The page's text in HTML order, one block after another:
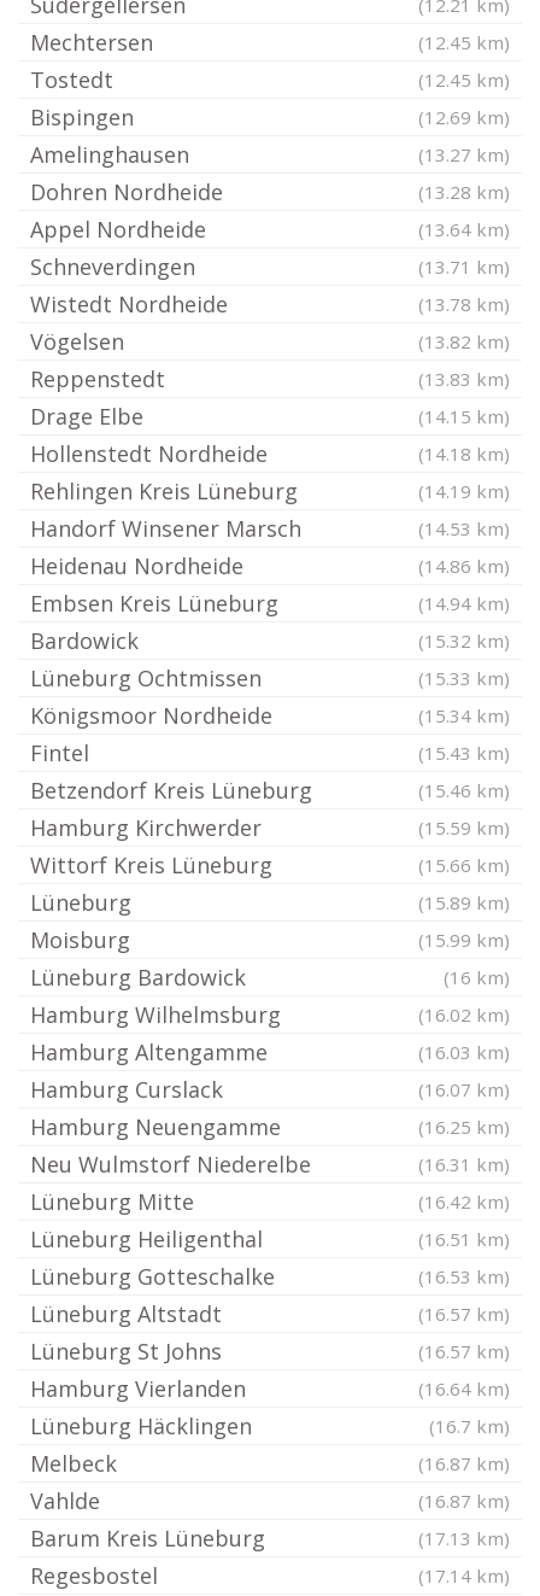
(12.21 km)
Mechtersen (12.45 km)
Tostedt (12.45 km)
Bispingen (12.69 km)
Amelinghausen (13.27 km)
Dohren Nordheide (13.28 km)
Appel Nordheide (13.64 km)
Schneverdingen (13.71 km)
Wistedt Nordheide (13.78 km)
Vögelsen (13.82 km)
Reppenstedt (13.83 km)
Drage Elbe (14.15 km)
Hollenstedt Nordheide (14.18 km)
Rehlingen Kreis Lüneburg (14.19 km)
Handorf Winsener Marsch (14.53 km)
Heidenau Nordheide (14.86 km)
Embsen Kreis Lüneburg (14.94 km)
Bardowick (15.32 km)
Lüneburg Ochtmissen (15.33 km)
Königsmoor Nordheide (15.34 km)
Fintel (15.43 km)
Betzendorf Kreis Lüneburg (15.46 km)
Hamburg Kirchwerder (15.59 km)
Wittorf Kreis Lüneburg (15.66 km)
Lüneburg (15.89 km)
Moisburg (15.99 km)
Lüneburg Bardowick (16 km)
Hamburg Wilhelmsburg (16.02 km)
Hamburg Altengamme (16.03 km)
Hamburg Curslack (16.07 km)
Hamburg Neuengamme (16.25 km)
Neu Wulmstorf Niederelbe (16.31 km)
Lüneburg Mitte (16.42 km)
Lüneburg Heiligenthal (16.51 km)
Lüneburg Gotteschalke (16.53 km)
Lüneburg Altstadt (16.57 km)
Lüneburg St Johns (16.57 km)
Hamburg Vierlanden (16.64 km)
Lüneburg Häcklingen (16.7 km)
Melbeck (16.87 km)
Vahlde (16.87 km)
Barum Kreis Lüneburg (17.13 km)
Regesbostel (17.14 km)